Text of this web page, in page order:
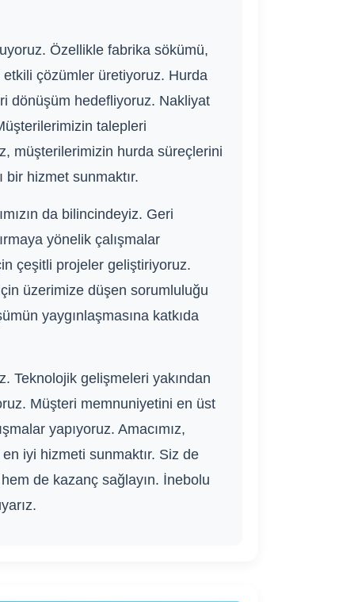
Özellikle fabrika sökümü,
etkili çözümler üretiyoruz. Hurda
dönüşüm hedefliyoruz. Nakliyat
talepleri
müşterilerimizin hurda süreçlerini
hizmet sunmaktır.
da bilincindeyiz. Geri
yönelik çalışmalar
çeşitli projeler geliştiriyoruz.
üzerimize düşen sorumluluğu
yaygınlaşmasına katkıda
Teknolojik gelişmeleri yakından
Müşteri memnuniyetini en üst
yapıyoruz. Amacımız,
iyi hizmeti sunmaktır. Siz de
de kazanç sağlayın. İnebolu